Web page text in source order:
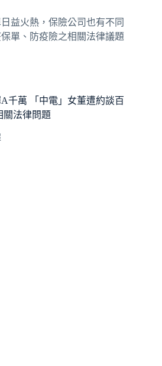
益火熱，保險公司也有不同
單、防疫險之相關法律議題
千萬 「中電」女董遭約談百
關法律問題